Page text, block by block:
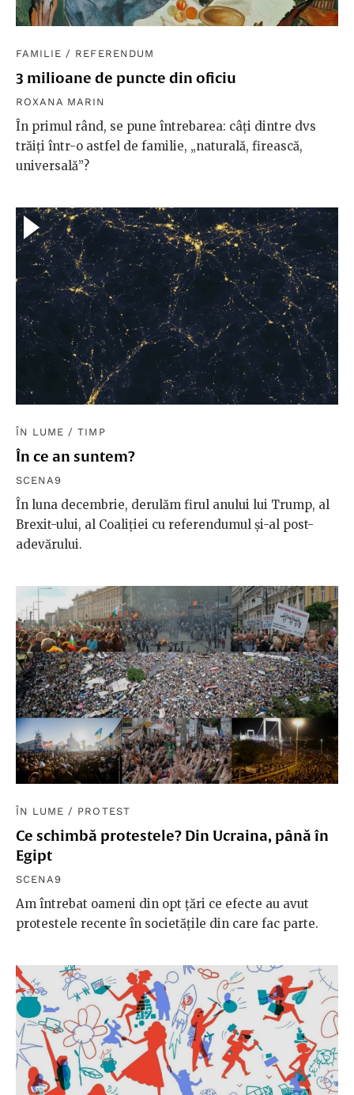
FAMILIE / REFERENDUM
3 milioane de puncte din oficiu
ROXANA MARIN
În primul rând, se pune întrebarea: câţi dintre dvs
trăiți într-o astfel de familie, „naturală, firească,
universală”?
ÎN LUME /TIMP
În ce an suntem?
SCENA9
În luna decembrie, derulăm firul anului lui Trump, al
Brexit-ului, al Coaliției cu referendumul și-al post-
adevărului.
ÎN LUME / PROTEST
Ce schimbă protestele? Din Ucraina, până în
Egipt
SCENA9
Am întrebat oameni din opt țări ce efecte au avut
protestele recente în societățile din care fac parte.